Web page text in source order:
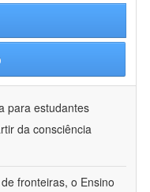
para estudantes
da consciência
fronteiras, o Ensino